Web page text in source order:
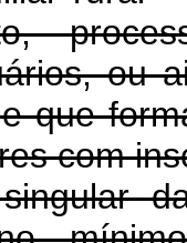
ou
que
com